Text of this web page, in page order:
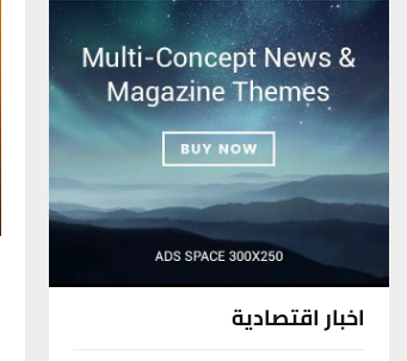
اخبار اقتصادية